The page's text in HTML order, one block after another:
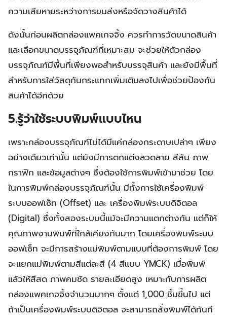
ความเสียหายระหว่างการขนส่งหรือจัดวางสินค้าได้
ดังนั้นก่อนผลิตกล่องแพคเกจจิ้ง ควรทำการวัดขนาดสินค้า
และเลือกขนาดบรรจุภัณฑ์ที่เหมาะสม จะช่วยให้ตัวกล่อง
บรรจุภัณฑ์มีพื้นที่เพียงพอสำหรับบรรจุสินค้า และยังมีพื้นที่
สำหรับการใส่วัสดุกันกระแทกเพิ่มเติมลงไปเพื่อช่วยป้องกัน
สินค้าได้อีกด้วย
5.รู้ว่าใช้ระบบพิมพ์แบบไหน
เพราะกล่องบรรจุภัณฑ์ไม่ได้มีแค่กล่องกระดาษเปล่าๆ เพียง
อย่างเดียวเท่านั้น แต่ยังมีการตกแต่งลวดลาย สีสัน ภาพ
กราฟิก และข้อมูลต่างๆ ซึ่งต้องใช้การพิมพ์เข้ามาช่วย โดย
ในการพิมพ์กล่องบรรจุภัณฑ์นั้น มีทั้งการใช้เครื่องพิมพ์
ระบบออฟเซ็ท (Offset) และ เครื่องพิมพ์ระบบดิจิตอล
(Digital) ซึ่งทั้งสองระบบนี้แม้จะมีความแตกต่างกัน แต่ก็ให้
คุณภาพงานพิมพ์ที่ใกล้เคียงกันมาก โดยเครื่องพิมพ์ระบบ
ออฟเซ็ท จะมีการสร้างแม่พิมพ์ตามแบบที่ต้องการพิมพ์ โดย
จะแยกแม่พิมพ์ตามสีแต่ละสี (4 สีแบบ YMCK) เมื่อพิมพ์
แล้วให้สีสด ภาพคมชัด รายละเอียดสูง เหมาะกับการผลิต
กล่องแพคเกจจิ้งจำนวนมากๆ ตั้งแต่ 1,000 ชิ้นขึ้นไป แต่
ถ้าเป็นเครื่องพิมพ์ระบบดิจิตอล จะสามารถสั่งพิมพ์ได้ทันที